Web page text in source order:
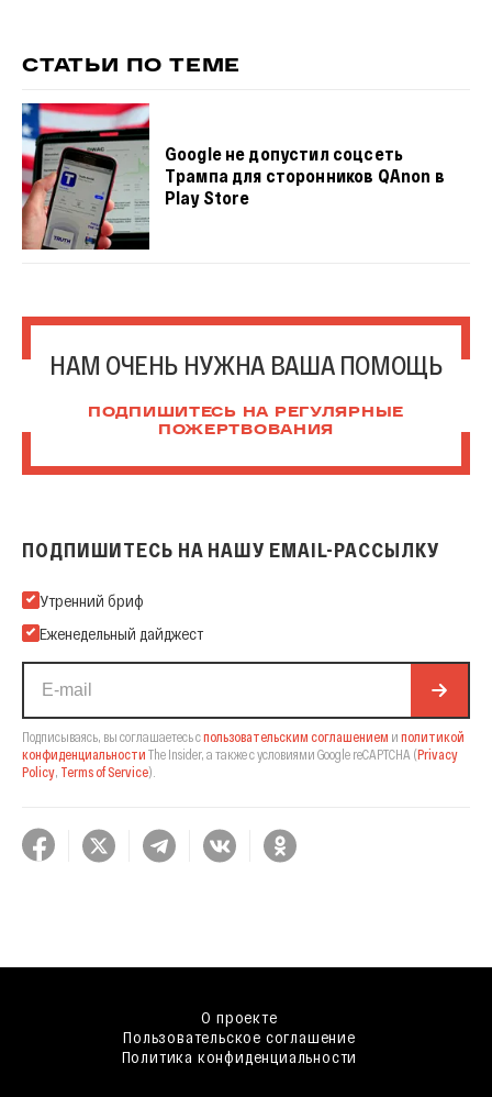
СТАТЬИ ПО ТЕМЕ
Google не допустил соцсеть
Трампа для сторонников QAnon в
Play Store
НАМ ОЧЕНЬ НУЖНА ВАША ПОМОЩЬ
ПОДПИШИТЕСЬ НА РЕГУЛЯРНЫЕ
ПОЖЕРТВОВАНИЯ
ПОДПИШИТЕСЬ НА НАШУ EMAIL-РАССЫЛКУ
Подпишитесь на нашу Email-рассылку
Утренний бриф
Еженедельный дайджест
Подписываясь, вы соглашаетесь спользовательским соглашением и политикой
конфиденциальности The Insider, а также с условиями Google reCAPTCHA (Privacy
Policy Terms of Service).
О проекте
Пользовательское соглашение
Политика конфиденциальности